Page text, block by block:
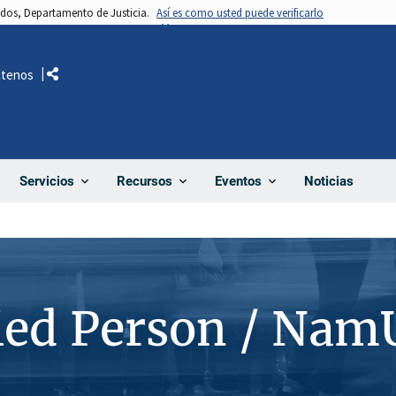
Departamento de Justicia. Así es como usted puede verificarlo
Servicios Recursos Eventos Noticias
Comparte
Person /